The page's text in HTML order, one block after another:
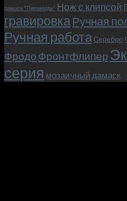
дамаск "Пирамида" Нож с клипсой
гравировкаРучная
Ручная работа Серебро
Фродо Фронтфлипер
серия мозаичный дамаск